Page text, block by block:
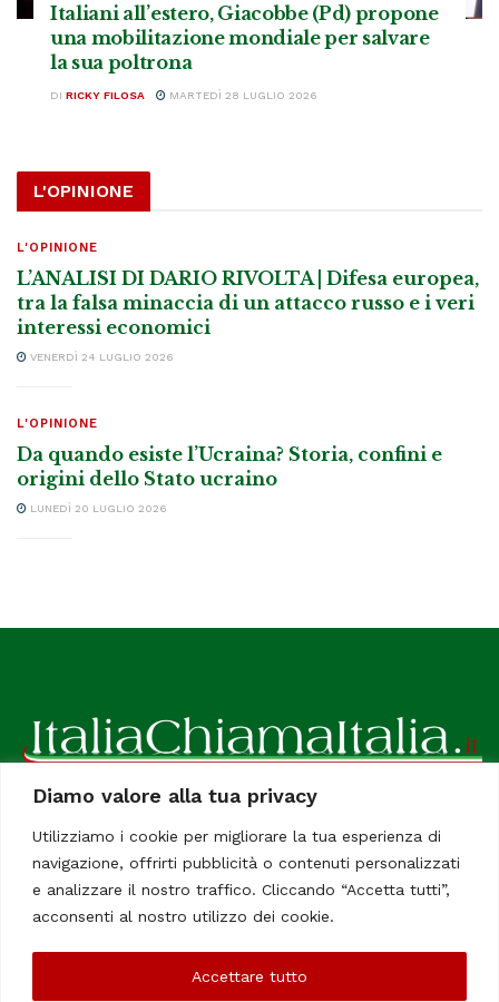
Diamo valore alla tua privacy
Utilizziamo i cookie per migliorare la tua esperienza di
navigazione, offrirti pubblicità o contenuti personalizzati
e analizzare il nostro traffico. Cliccando “Accetta tutti”,
acconsenti al nostro utilizzo dei cookie.
Accettare tutto
Italiani all’estero, Giacobbe (Pd) propone
una mobilitazione mondiale per salvare
la sua poltrona
DI RICKY FILOSA MARTEDÌ 28 LUGLIO 2026
L'OPINIONE
L'OPINIONE
L’ANALISI DI DARIO RIVOLTA | Difesa europea,
tra la falsa minaccia di un attacco russo e i veri
interessi economici
VENERDÌ 24 LUGLIO 2026
L'OPINIONE
Da quando esiste l’Ucraina? Storia, confini e
origini dello Stato ucraino
LUNEDÌ 20 LUGLIO 2026
ItaliaChiamaItalia, il TUO quotidiano online preferito.
Dedicato in particolare a tutti gli italiani residenti all'estero.
Tutti i diritti sono riservati. Quotidiano online indipendente
Le Firme